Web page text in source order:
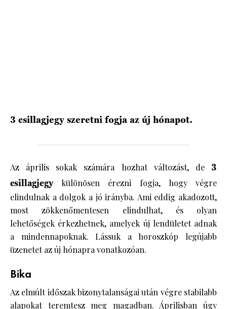
3 csillagjegy szeretni fogja az új hónapot.
Az április sokak számára hozhat változást, de 3
csillagjegykülönösen érezni fogja, hogy végre
elindulnak a dolgok a jó irányba. Ami eddig akadozott,
most zökkenőmentesen elindulhat, és olyan
lehetőségek érkezhetnek, amelyek új lendületet adnak
a mindennapoknak. Lássuk a horoszkóp legújabb
üzenetet az új hónapra vonatkozóan.
Bika
Az elmúlt időszak bizonytalanságai után végre stabilabb
alapokat teremtesz meg magadban. Áprilisban úgy